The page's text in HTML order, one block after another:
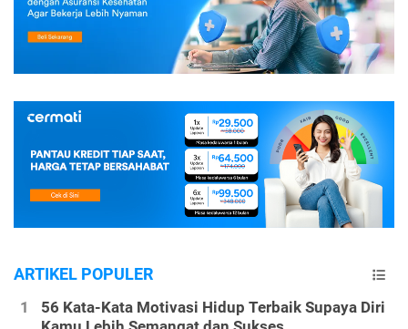
ARTIKEL POPULER
56 Kata-Kata Motivasi Hidup Terbaik Supaya Diri